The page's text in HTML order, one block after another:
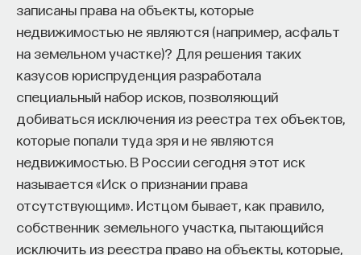
записаны права на объекты, которые
недвижимостью не являются (например, асфальт
на земельном участке)? Для решения таких
казусов юриспруденция разработала
специальный набор исков, позволяющий
добиваться исключения из реестра тех объектов,
которые попали туда зря и не являются
недвижимостью. В России сегодня этот иск
называется «Иск о признании права
отсутствующим». Истцом бывает, как правило,
собственник земельного участка, пытающийся
исключить из реестра право на объекты, которые,